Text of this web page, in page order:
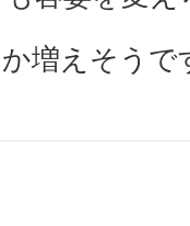
増えそうで